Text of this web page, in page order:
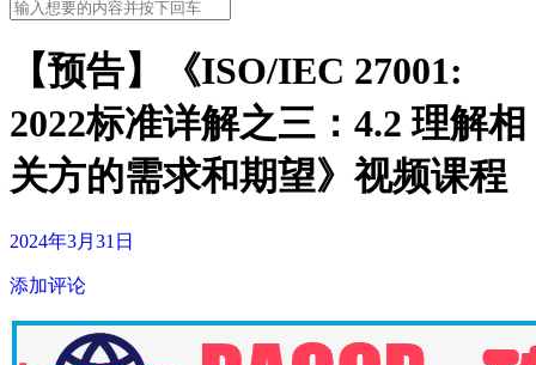
【预告】《ISO/IEC 27001:
2022标准详解之三：4.2 理解相
关方的需求和期望》视频课程
2024年3月31日
添加评论